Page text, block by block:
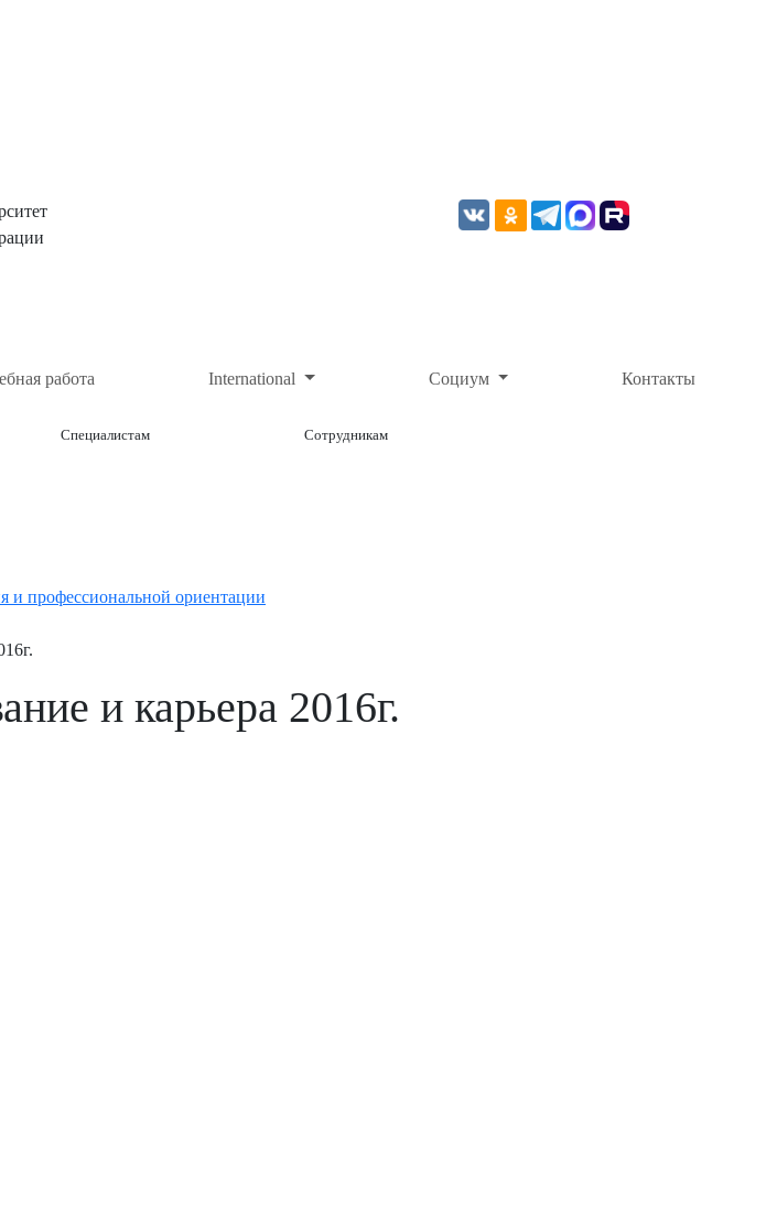
работа International Социум Контакты
Специалистам Сотрудникам
и профессиональной ориентации
и карьера 2016г.